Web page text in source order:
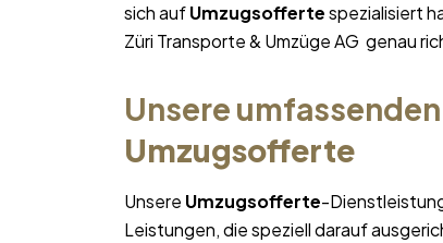
sich aufUmzugsoffertespezialisiert
Züri Transporte & Umzüge AG genau
Unsere
Umzugsofferte
Unsere Umzugsofferte-
Leistungen, die speziell darauf